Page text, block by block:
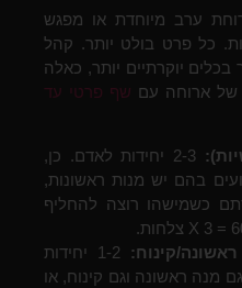
ערב מיוחדת או מפגש
כל פרט בולט יותר. קהל
יוקרתיים יותר, כאלה
של ארוחה עם שף פרטי עד
2-3 יחידות לאדם. כן,
בהם יש מנות ראשונות,
סתם כשמישהו רוצה להחליף
קינוח:
1-2 יחידות
מנה ראשונה וגם קינוח, או